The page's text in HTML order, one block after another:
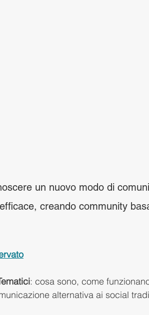
un nuovo modo di
creando community
: cosa sono, come
alternativa ai social